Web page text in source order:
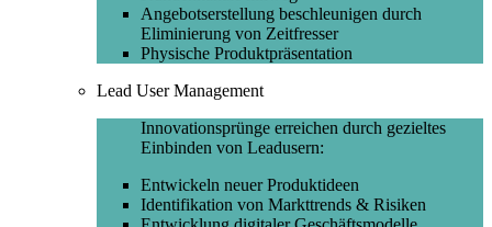
Angebotserstellung beschleunigen durch
Eliminierung von Zeitfresser
Physische Produktpräsentation
Lead User Management
Innovationsprünge erreichen durch gezieltes
Einbinden von Leadusern:
Entwickeln neuer Produktideen
Identifikation von Markttrends & Risiken